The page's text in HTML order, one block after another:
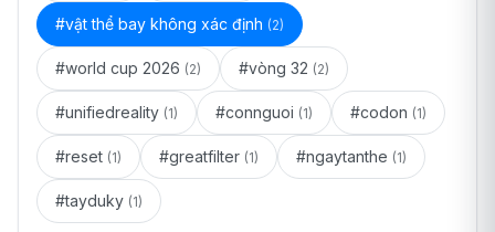
#vật thể bay không xác định (2)
#world cup 2026 (2) #vòng 32 (2)
#unifiedreality (1) #connguoi (1) #codon (1)
#reset (1) #greatfilter (1) #ngaytanthe (1)
#tayduky (1)